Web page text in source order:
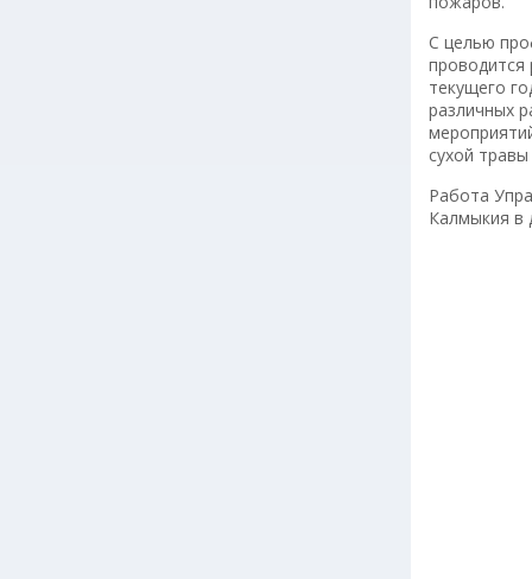
С целью
проводится
текущего
различных
сухой
Работа
Калмыкия в